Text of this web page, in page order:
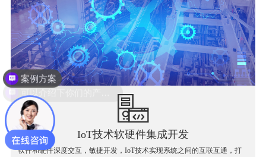
IoT技术软硬件集成开发
软件和硬件深度交互，敏捷开发，IoT技术实现系统之间的互联互通，打
可以介绍下你们的产品么？
案例方案